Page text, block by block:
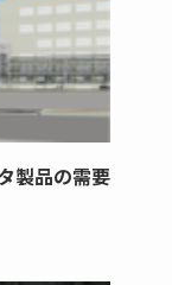
製品の需要